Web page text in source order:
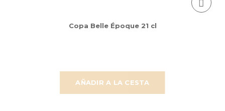
AÑADIR A LA CESTA
Copa Belle Époque 21 cl